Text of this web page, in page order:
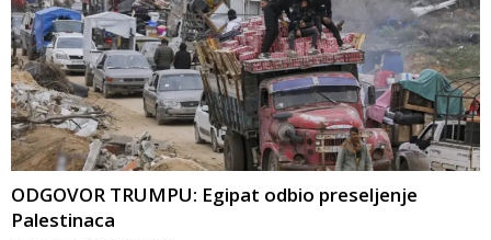
ODGOVOR TRUMPU: Egipat odbio preseljenje
Palestinaca